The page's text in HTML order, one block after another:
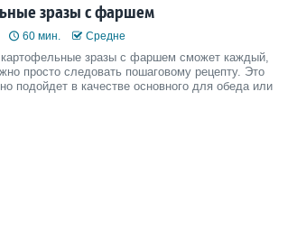
зразы с фаршем
60 мин. Средне
картофельные зразы с фаршем сможет каждый,
просто следовать пошаговому рецепту. Это
подойдет в качестве основного для обеда или